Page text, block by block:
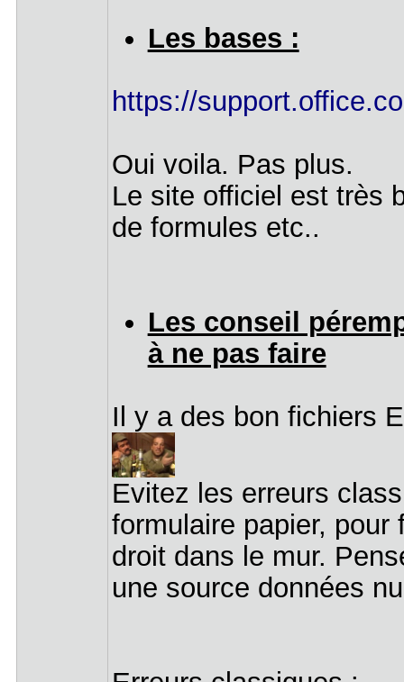
Les bases :
https://
Oui voila. Pas plus.
Le site officiel est très
de formules etc..
Les conseil
à ne pas faire
Il y a des bon fichiers
Evitez les erreurs
formulaire papier,
droit dans le mur.
une source données